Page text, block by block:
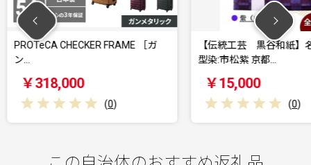
［ガ
【伝統工芸 黒谷和紙】名刺入れ
【伝統
型染:市